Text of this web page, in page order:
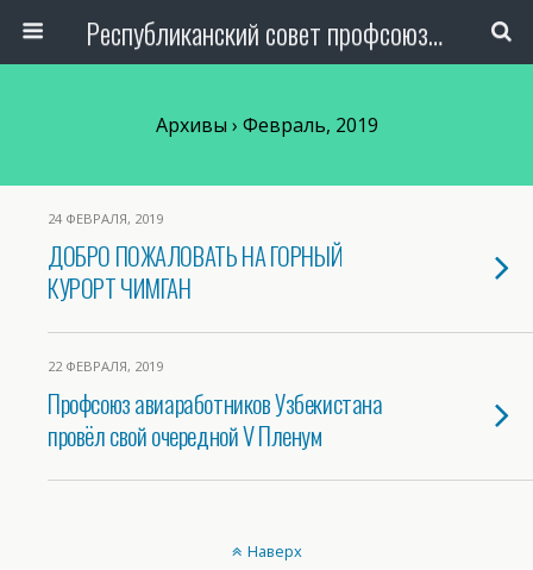
Республиканский совет профсоюза авиаработников Узбекистана
Архивы › Февраль, 2019
24 ФЕВРАЛЯ, 2019
ДОБРО ПОЖАЛОВАТЬ НА ГОРНЫЙ
КУРОРТ ЧИМГАН
22 ФЕВРАЛЯ, 2019
Профсоюз авиаработников Узбекистана
провёл свой очередной V Пленум
Наверх